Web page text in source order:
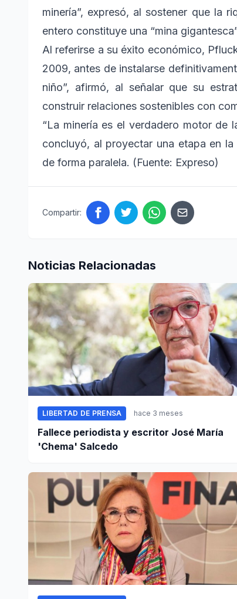
minería”, expresó, al sostener que la
entero constituye una “mina
Al referirse a su éxito económico,
2009, antes de instalarse
niño”, afirmó, al señalar que su
construir relaciones sostenibles con
“La minería es el verdadero motor de
concluyó, al proyectar una etapa en
de forma paralela. (Fuente: Expreso)
Compartir:
Noticias Relacionadas
LIBERTAD DE PRENSA hace 3 meses
Fallece periodista y escritor José María
'Chema' Salcedo